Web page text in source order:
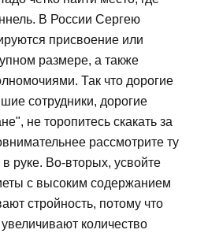
В России Сергею
присвоение или
размере, а также
Так что дорогие
сотрудники, дорогие
не торопитесь скакать за
рассмотрите ту
руке. Во-вторых, усвойте
с высоким содержанием
стройность, потому что
количество